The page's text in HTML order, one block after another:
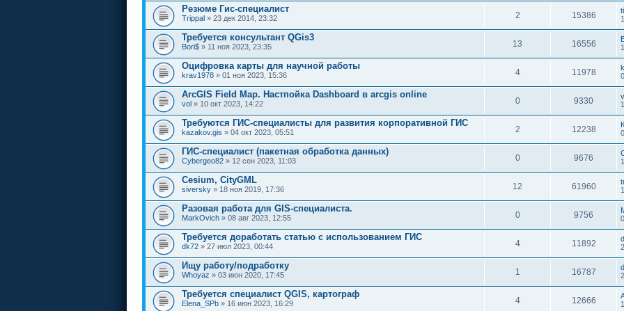
Резюме Гис-специалист
Trippal » 23 дек 2014, 23:32 2 15386
Требуется консультант QGis3
Bori$ » 11 ноя 2023, 23:35 13 16556
Оцифровка карты для научной работы
krav1978 » 01 ноя 2023, 15:36 4 11978
ArcGIS Field Map. Настпойка Dashboard в arcgis online
vol » 10 окт 2023, 14:22 0 9330
Требуются ГИС-специалисты для развития корпоративной ГИС
kazakov.gis » 04 окт 2023, 05:51 2 12238
ГИС-специалист (пакетная обработка данных)
Cybergeo82 » 12 сен 2023, 11:03 0 9676
Cesium, CityGML
siversky » 18 ноя 2019, 17:36 12 61960
Разовая работа для GIS-специалиста.
MarkOvich » 08 авг 2023, 12:55 0 9756
Требуется доработать статью с использованием ГИС
dk72 » 27 июл 2023, 00:44 4 11892
Ищу работу/подработку
Whoyaz » 03 июн 2020, 17:45 1 16787
Требуется специалист QGIS, картограф
Elena_SPb » 16 июн 2023, 16:29 4 12666